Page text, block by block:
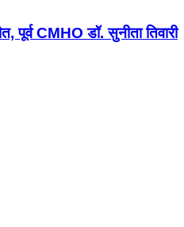
पूर्व CMHO डॉ. सुनीता तिवारी